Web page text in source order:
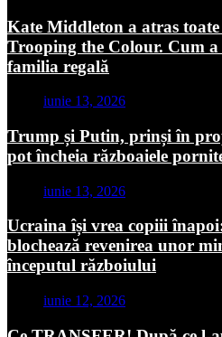
Kate Middleton a atras
Trooping the Colour. Cum
familia regală
iunie 13, 2026
Trump și Putin, prinși în
pot încheia războaiele
iunie 13, 2026
Ucraina își vrea copiii
blochează revenirea unor
începutul războiului
iunie 12, 2026